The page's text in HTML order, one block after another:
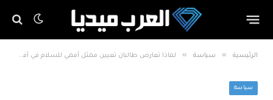
الرئيسية » سياسة » لماذا تعارض طالبان تعيين ممثل أممي للسلام في أفغانستان؟
سياسة